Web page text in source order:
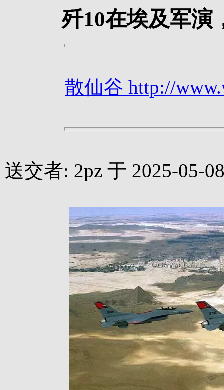
歼10在埃及军演
散仙谷 http://
送交者: 2pz 于 2025-05-